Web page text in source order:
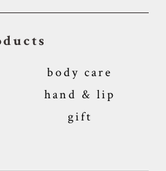
body care
hand & lip
gift